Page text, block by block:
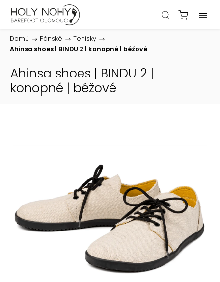
Domů / Pánské / Tenisky /
Ahinsa shoes | BINDU 2 | konopné | béžové
Ahinsa shoes | BINDU 2 |
konopné | béžové